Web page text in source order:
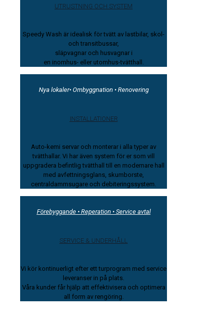
UTRUSTNING OCH SYSTEM
Speedy Wash är idealisk för tvätt av lastbilar, skol-
och transitbussar,
släpvagnar och husvagnar i
en inomhus- eller utomhus-tvätthall.
Nya lokaler• Ombyggnation • Renovering
INSTALLATIONER
Auto-kemi servar och monterar i alla typer av
tvätthallar. Vi har även system för er som vill
uppgradera befintlig tvätthall till en modernare hall
med avfettningsglans, skumborste,
centraldammsugare och debiteringssystem.
Förebyggande • Reperation • Service avtal
SERVICE & UNDERHÅLL
Vi kör kontinuerligt efter ett turprogram med service
leveranser in på plats.
Våra kunder får hjälp att effektivisera och optimera
all form av rengöring.